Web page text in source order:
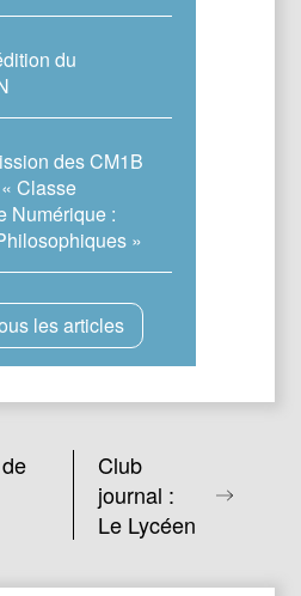
du
des CM1B
Classe
Numérique :
»
les articles
Club
journal :
Le Lycéen